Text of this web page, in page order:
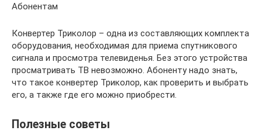
Абонентам
Конвертер Триколор – одна из составляющих комплекта
оборудования, необходимая для приема спутникового
сигнала и просмотра телевиденья. Без этого устройства
просматривать ТВ невозможно. Абоненту надо знать,
что такое конвертер Триколор, как проверить и выбрать
его, а также где его можно приобрести.
Полезные советы